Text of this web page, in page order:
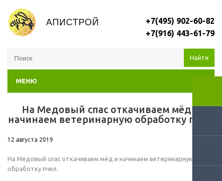
+7(495) 902-60-82
+7(916) 443-61-79
Найти
МЕНЮ
На Медовый спас откачиваем мёд и
начинаем ветеринарную обработку пчел.
12 августа 2019
На Медовый спас откачиваем мёд и начинаем ветеринарную
обработку пчел.